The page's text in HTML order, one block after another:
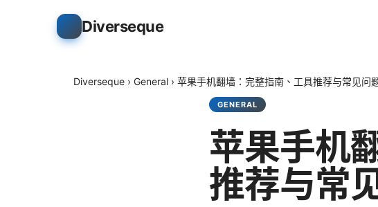
Diverseque
Diverseque › General › 苹果手机翻墙：完整指南、工具推荐与常见问
GENERAL
苹果手机
推荐与常